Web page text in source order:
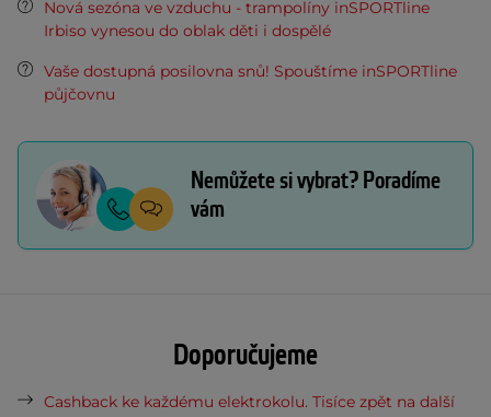
Nová sezóna ve vzduchu - trampolíny inSPORTline
Irbiso vynesou do oblak děti i dospělé
Vaše dostupná posilovna snů! Spouštíme inSPORTline
půjčovnu
Nemůžete si vybrat? Poradíme
vám
Doporučujeme
Cashback ke každému elektrokolu. Tisíce zpět na další